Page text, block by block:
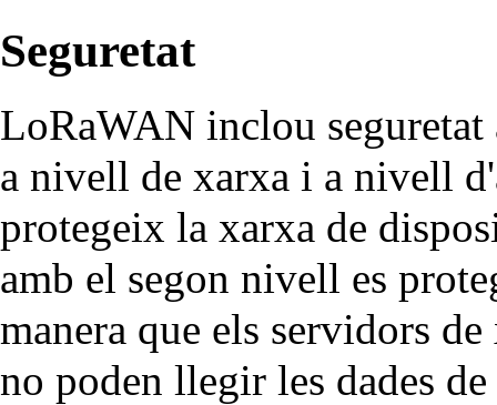
Seguretat
LoRaWAN inclou
a nivell de xarxa i a nivell
protegeix la xarxa de
amb el segon nivell es
manera que els servidors
no poden llegir les dades